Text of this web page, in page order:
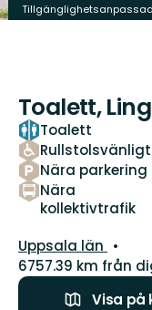
Toalett,
Toalett
Rullstolsvänligt
Nära parkering
Nära
kollektivtrafik
Län:
Uppsala län
6757.39 km från
Visa på